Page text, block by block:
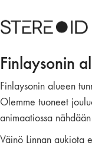
Finlaysonin
Finlaysonin alueen
Olemme tuoneet
animaatiossa
Väinö Linnan aukiota